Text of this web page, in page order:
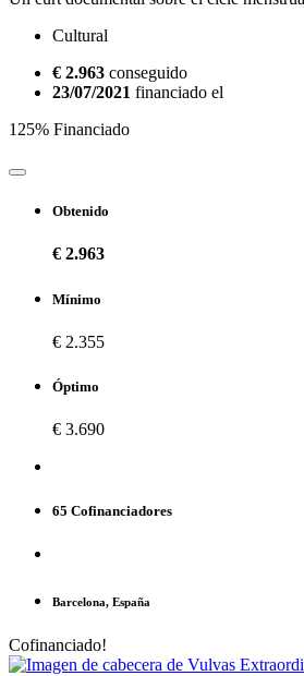
Cultural
€ 2.963 conseguido
23/07/2021 financiado el
125% Financiado
Obtenido
€ 2.963
Mínimo
€ 2.355
Óptimo
€ 3.690
65 Cofinanciadores
Barcelona, España
Cofinanciado!